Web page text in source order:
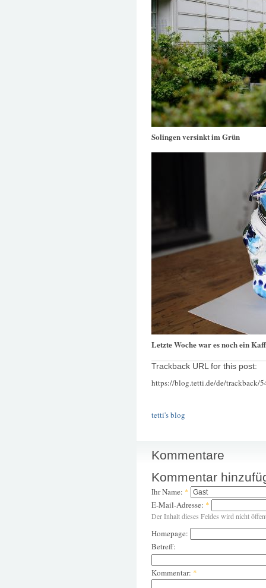
Solingen versinkt im Grün
Letzte Woche war es noch ein
Trackback URL for this post:
https://blog.tetti.de/de/trackback/
tetti's blog
Kommentare
Kommentar
Ihr Name: *
E-Mail-Adresse: *
Der Inhalt dieses Feldes wird nicht
Homepage:
Betreff:
Kommentar: *